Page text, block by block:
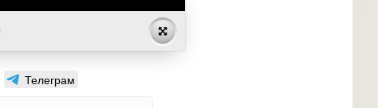
Телеграм